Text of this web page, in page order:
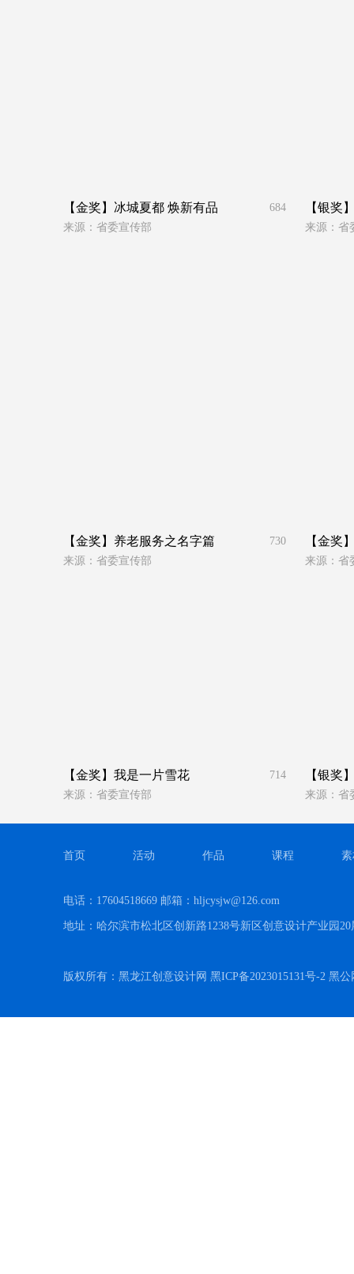
684
【金奖】冰城夏都 焕新有品
来源：省委宣传部
【银奖
来源：省
730
【金奖】养老服务之名字篇
来源：省委宣传部
【金奖
来源：省
714
【金奖】我是一片雪花
来源：省委宣传部
【银奖
来源：省
首页 活动 作品 课程
电话：17604518669 邮箱：hljcysjw@126.com
地址：哈尔滨市松北区创新路1238号新区创意设计产业园20
版权所有：黑龙江创意设计网 黑ICP备2023015131号-2 黑公